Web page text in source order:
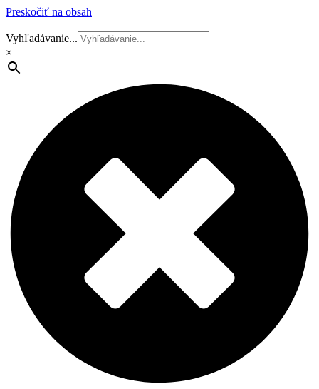
Preskočiť na obsah
Vyhľadávanie...
×